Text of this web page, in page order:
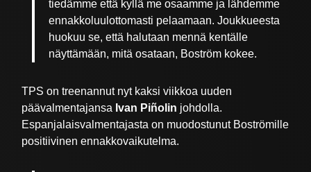
tiedämme että kyllä me osaamme ja lähdemme
ennakkoluulottomasti pelaamaan. Joukkueesta
huokuu se, että halutaan mennä kentälle
näyttämään, mitä osataan, Boström kokee.
TPS on treenannut nyt kaksi viikkoa uuden
päävalmentajansa Ivan Piñolin johdolla.
Espanjalaisvalmentajasta on muodostunut Boströmille
positiivinen ennakkovaikutelma.